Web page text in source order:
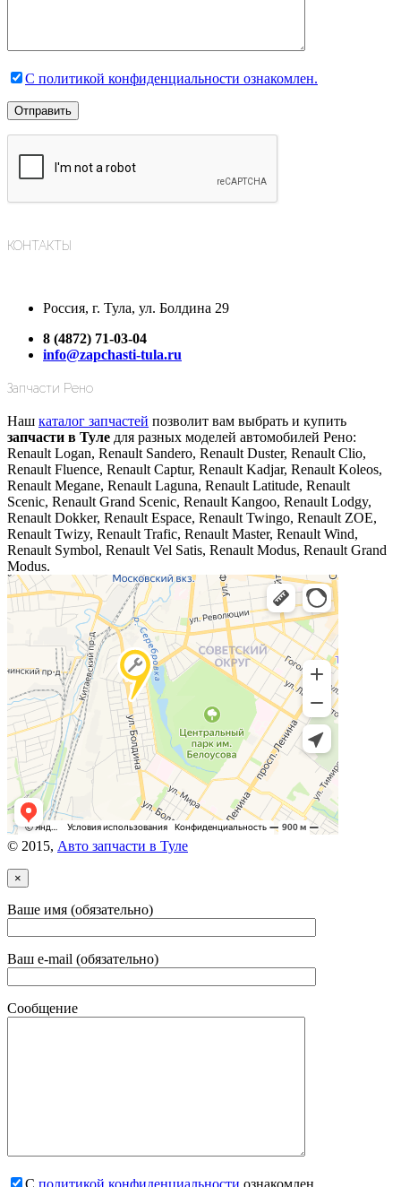
С политикой конфиденциальности ознакомлен.
КОНТАКТЫ
Россия, г. Тула, ул. Болдина 29
8 (4872) 71-03-04
info@zapchasti-tula.ru
Запчасти Рено
Наш каталог запчастей позволит вам выбрать и купить
запчасти в Туле для разных моделей автомобилей Рено:
Renault Logan, Renault Sandero, Renault Duster, Renault Clio,
Renault Fluence, Renault Captur, Renault Kadjar, Renault Koleos,
Renault Megane, Renault Laguna, Renault Latitude, Renault
Scenic, Renault Grand Scenic, Renault Kangoo, Renault Lodgy,
Renault Dokker, Renault Espace, Renault Twingo, Renault ZOE,
Renault Twizy, Renault Trafic, Renault Master, Renault Wind,
Renault Symbol, Renault Vel Satis, Renault Modus, Renault Grand
Modus.
© 2015, Авто запчасти в Туле
×
Ваше имя (обязательно)
Ваш e-mail (обязательно)
Сообщение
С политикой конфиденциальности ознакомлен